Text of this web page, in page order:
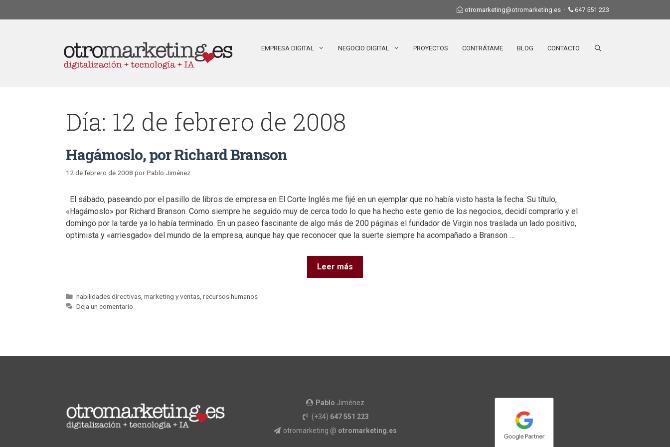
otromarketing@otromarketing.es · 647 551 223
EMPRESA DIGITAL NEGOCIO DIGITAL PROYECTOS CONTRÁTAME BLOG CONTACTO
Día: 12 de febrero de 2008
Hagámoslo, por Richard Branson
12 de febrero de 2008 porPablo Jiménez
El sábado, paseando por el pasillo de libros de empresa en El Corte Inglés me fijé en un ejemplar que no había visto hasta la fecha. Su título,
«Hagámoslo» por Richard Branson. Como siempre he seguido muy de cerca todo lo que ha hecho este genio de los negocios, decidí comprarlo y el
domingo por la tarde ya lo había terminado. En un paseo fascinante de algo más de 200 páginas el fundador de Virgin nos traslada un lado positivo,
optimista y «arriesgado» del mundo de la empresa, aunque hay que reconocer que la suerte siempre ha acompañado a Branson …
Leer más
habilidades directivas ,marketing y ventas ,recursos humanos
Deja un comentario
Pablo Jiménez
(+34) 647 551 223
otromarketing @ otromarketing.es